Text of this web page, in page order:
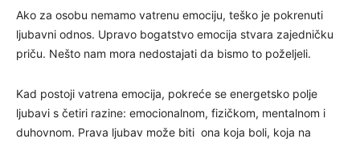
Ako za osobu nemamo vatrenu emociju, teško je pokrenuti
ljubavni odnos. Upravo bogatstvo emocija stvara zajedničku
priču. Nešto nam mora nedostajati da bismo to poželjeli.
Kad postoji vatrena emocija, pokreće se energetsko polje
ljubavi s četiri razine: emocionalnom, fizičkom, mentalnom i
duhovnom. Prava ljubav može biti ona koja boli, koja na